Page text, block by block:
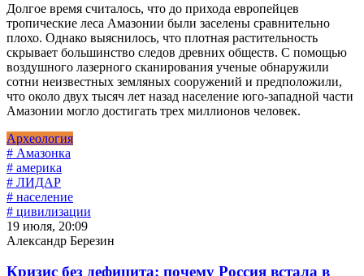
Долгое время считалось, что до прихода европейцев
тропические леса Амазонии были заселены сравнительно
плохо. Однако выяснилось, что плотная растительность
скрывает большинство следов древних обществ. С помощью
воздушного лазерного сканирования ученые обнаружили
сотни неизвестных земляных сооружений и предположили,
что около двух тысяч лет назад население юго-западной части
Амазонии могло достигать трех миллионов человек.
Археология
# Амазонка
# америка
# ЛИДАР
# население
# цивилизации
19 июля, 20:09
Александр Березин
Кризис без дефицита: почему Россия встала в